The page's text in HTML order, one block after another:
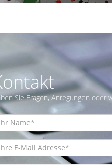
Sie Fragen, Anregungen oder